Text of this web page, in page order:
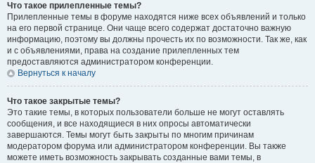
Что такое прилепленные темы?
Прилепленные темы в форуме находятся ниже всех объявлений и только
на его первой странице. Они чаще всего содержат достаточно важную
информацию, поэтому вы должны прочесть их по возможности. Так же, как
и с объявлениями, права на создание прилепленных тем
предоставляются администратором конференции.
Вернуться к началу
Что такое закрытые темы?
Это такие темы, в которых пользователи больше не могут оставлять
сообщения, и все находящиеся в них опросы автоматически
завершаются. Темы могут быть закрыты по многим причинам
модератором форума или администратором конференции. Вы также
можете иметь возможность закрывать созданные вами темы, в